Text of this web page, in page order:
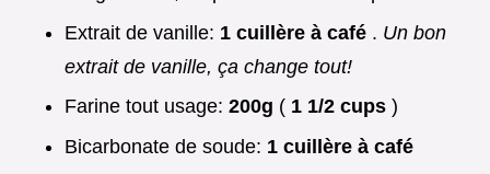
Extrait de vanille: 1 cuillère à café . Un bon
extrait de vanille, ça change tout!
Farine tout usage: 200g ( 1 1/2 cups )
Bicarbonate de soude: 1 cuillère à café